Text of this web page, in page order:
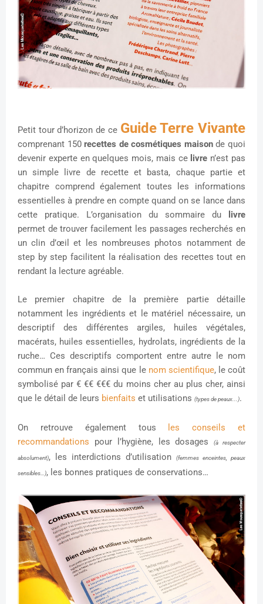
Petit tour d’horizon de ce Guide Terre Vivante
comprenant 150recettes de cosmétiques maisonde quoi
devenir experte en quelques mois, mais ce livre n’est pas
un simple livre de recette et basta, chaque partie et
chapitre comprend également toutes les informations
essentielles à prendre en compte quand on se lance dans
cette pratique. L’organisation du sommaire du livre
permet de trouver facilement les passages recherchés en
un clin d’œil et les nombreuses photos notamment de
step by step facilitent la réalisation des recettes tout en
rendant la lecture agréable.
Le premier chapitre de la première partie détaille
notamment les ingrédients et le matériel nécessaire, un
descriptif des différentes argiles, huiles végétales,
macérats, huiles essentielles, hydrolats, ingrédients de la
ruche… Ces descriptifs comportent entre autre le nom
commun en français ainsi que le nom scientifique, le coût
symbolisé par € €€ €€€ du moins cher au plus cher, ainsi
que le détail de leurs bienfaits et utilisations (types de peaux...).
On retrouve également tous
les conseils et
recommandations pour l’hygiène, les dosages(à respecter
absolument), les interdictions d’utilisation (femmes enceintes, peaux
sensibles…), les bonnes pratiques de conservations…